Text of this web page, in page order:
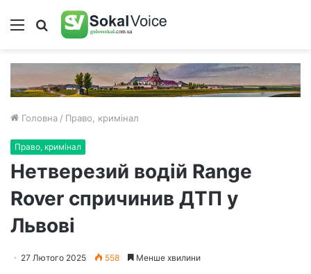
Меню Пошук
Головна / Право, кримінал
Право, кримінал
Нетверезий водій Range
Rover спричинив ДТП у
Львові
27 Лютого 2025 558 Менше хвилини